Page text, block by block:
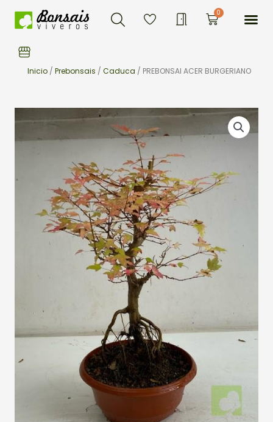
Buscar 0Carrito
Inicio / Prebonsais / Caduca / PREBONSAI ACER BURGERIANO